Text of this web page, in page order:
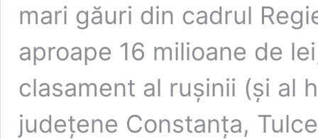
mari găuri din cadrul
aproape 16 milioane de
clasament al rușinii (și al
județene Constanța,